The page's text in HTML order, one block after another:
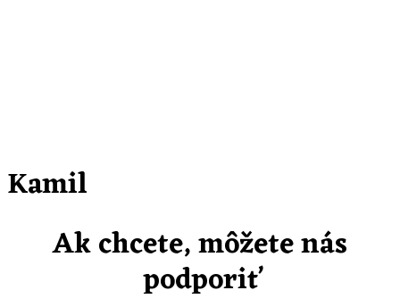
Kamil
Ak chcete, môžete nás
podporiť